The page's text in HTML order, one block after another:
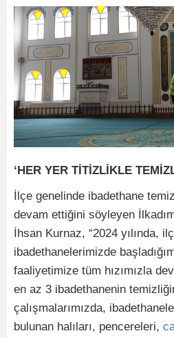
‘HER YER TİTİZLİKLE
İlçe genelinde ibadethane
devam ettiğini söyleyen
İhsan Kurnaz, “2024 yılında,
ibadethanelerimizde
faaliyetimize tüm hızımızla
en az 3 ibadethanenin
çalışmalarımızda,
bulunan halıları, pencereleri,